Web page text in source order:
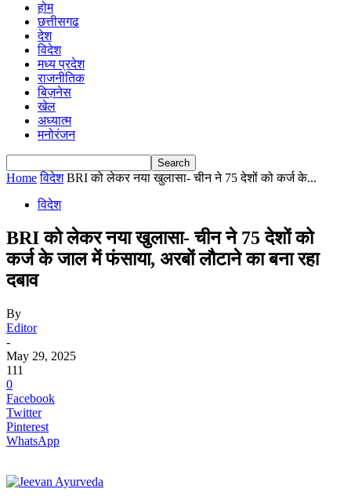
होम
छत्तीसगढ
देश
विदेश
मध्य प्रदेश
राजनीतिक
बिज़नेस
खेल
अध्यात्म
मनोरंजन
Home विदेश BRI को लेकर नया खुलासा- चीन ने 75 देशों को कर्ज के...
विदेश
BRI को लेकर नया खुलासा- चीन ने 75 देशों को
कर्ज के जाल में फंसाया, अरबों लौटाने का बना रहा
दबाव
By
Editor
-
May 29, 2025
111
0
Facebook
Twitter
Pinterest
WhatsApp